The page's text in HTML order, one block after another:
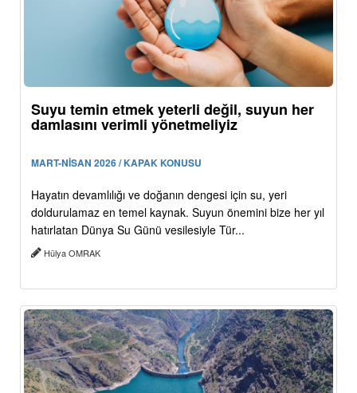
Suyu temin etmek yeterli değil, suyun her
damlasını verimli yönetmeliyiz
MART-NİSAN 2026 / KAPAK KONUSU
Hayatın devamlılığı ve doğanın dengesi için su, yeri
doldurulamaz en temel kaynak. Suyun önemini bize her yıl
hatırlatan Dünya Su Günü vesilesiyle Tür...
Hülya OMRAK